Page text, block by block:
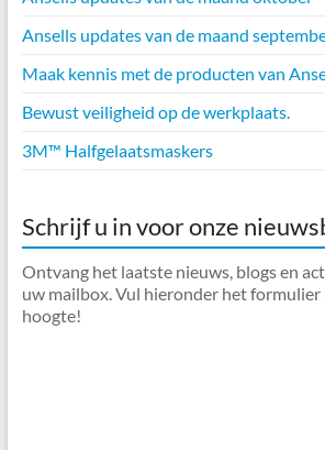
Ansells updates van de maand
Maak kennis met de producten van
Bewust veiligheid op de werkplaats.
3M™ Halfgelaatsmaskers
Schrijf u in voor onze
Ontvang het laatste nieuws, blogs en
uw mailbox. Vul hieronder het formulier
hoogte!